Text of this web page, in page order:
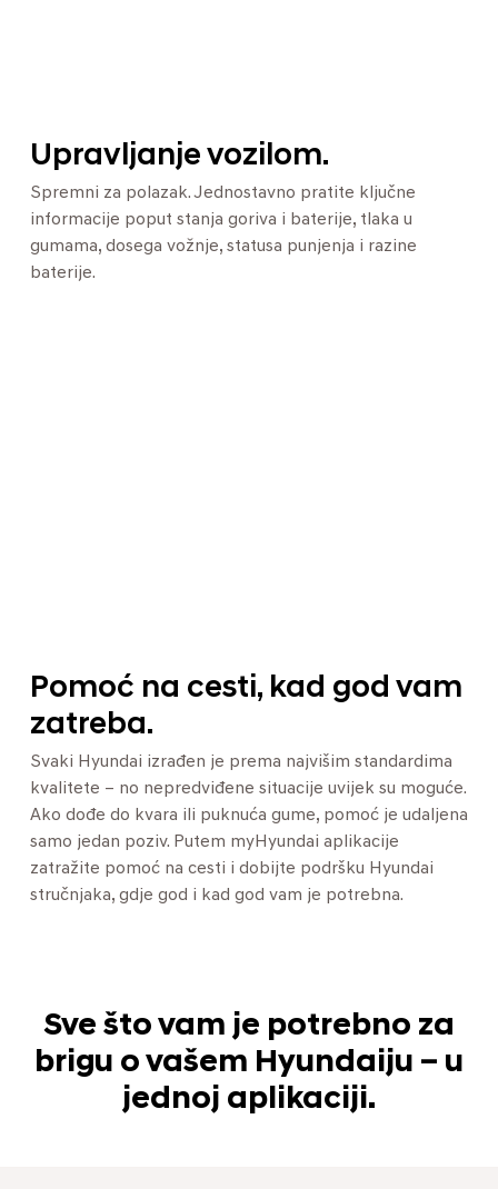
Upravljanje vozilom.
Spremni za polazak. Jednostavno pratite ključne
informacije poput stanja goriva i baterije, tlaka u
gumama, dosega vožnje, statusa punjenja i razine
baterije.
Pomoć na cesti, kad god vam
zatreba.
Svaki Hyundai izrađen je prema najvišim standardima
kvalitete – no nepredviđene situacije uvijek su moguće.
Ako dođe do kvara ili puknuća gume, pomoć je udaljena
samo jedan poziv. Putem myHyundai aplikacije
zatražite pomoć na cesti i dobijte podršku Hyundai
stručnjaka, gdje god i kad god vam je potrebna.
Sve što vam je potrebno za
brigu o vašem Hyundaiju – u
jednoj aplikaciji.